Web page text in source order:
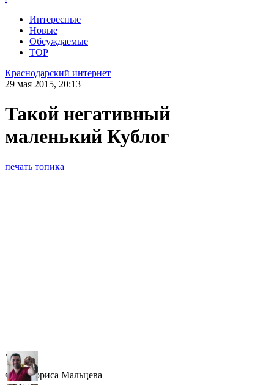
Интересные
Новые
Обсуждаемые
TOP
Краснодарский интернет
29 мая 2015, 20:13
Такой негативный
маленький Кублог
печать топика
◀▶
Фото Бориса Мальцева